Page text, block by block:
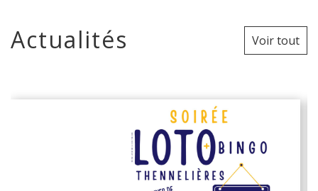
Actualités Voir tout